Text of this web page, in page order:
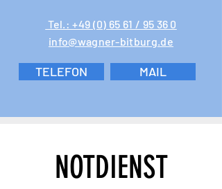
Tel.: +49 (0) 65 61 / 95 36 0
info@wagner-bitburg.de
TELEFON MAIL
NOTDIENST